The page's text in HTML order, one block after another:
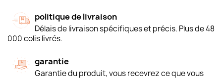
politique de livraison
Délais de livraison spécifiques et précis. Plus de 48
000 colis livrés.
garantie
Garantie du produit, vous recevrez ce que vous